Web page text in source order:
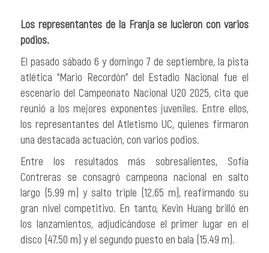
Los representantes de la Franja se lucieron con varios
podios.
El pasado sábado 6 y domingo 7 de septiembre, la pista
atlética “Mario Recordón” del Estadio Nacional fue el
escenario delCampeonato Nacional U20 2025, cita que
reunió a los mejores exponentes juveniles. Entre ellos,
los representantes del Atletismo UC, quienes firmaron
una destacada actuación, con varios podios.
Entre los resultados más sobresalientes, Sofía
Contreras se consagró campeona nacional en salto
largo (5.99 m) y salto triple (12.65 m), reafirmando su
gran nivel competitivo. En tanto, Kevin Huang brilló en
los lanzamientos, adjudicándose el primer lugar en el
disco (47.50 m) yel segundo puestoen bala (15.49 m).